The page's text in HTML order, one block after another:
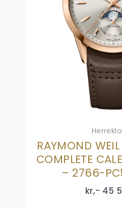
RAYMOND WEIL
COMPLETE
– 2766-
kr,- 45